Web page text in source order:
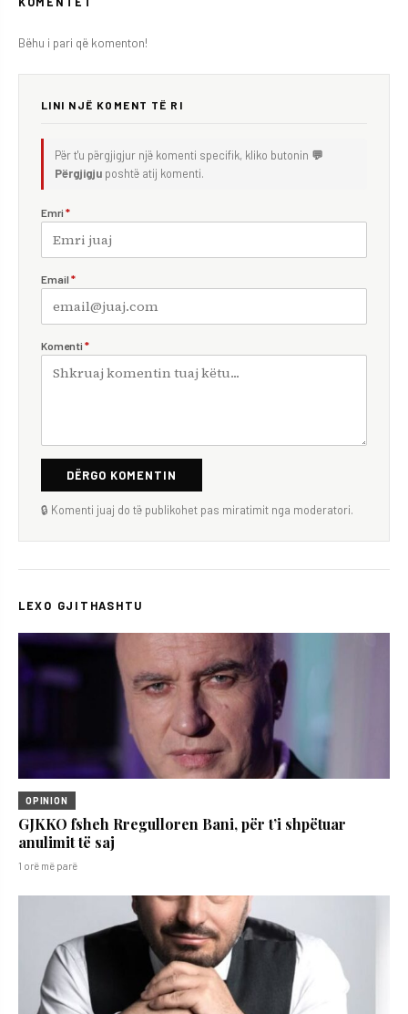
Bëhu i pari që komenton!
LINI NJË KOMENT TË RI
Për t'u përgjigjur një komenti specifik, kliko butonin 💬
Përgjigju poshtë atij komenti.
Emri *
Email *
Komenti *
DËRGO KOMENTIN
🔒 Komenti juaj do të publikohet pas miratimit nga moderatori.
LEXO GJITHASHTU
OPINION
GJKKO fsheh Rregulloren Bani, për t’i shpëtuar
anulimit të saj
1 orë më parë